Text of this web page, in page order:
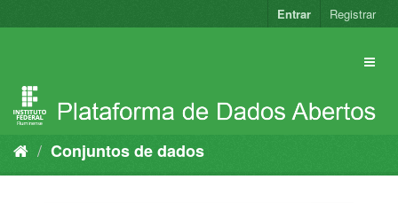
para
Entrar Registrar
Conjuntos de dados